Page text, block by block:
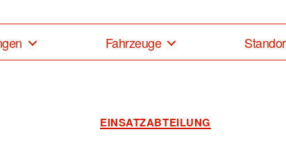
Feuerwehr
West
Fahrzeuge
EINSATZABTEILUNG